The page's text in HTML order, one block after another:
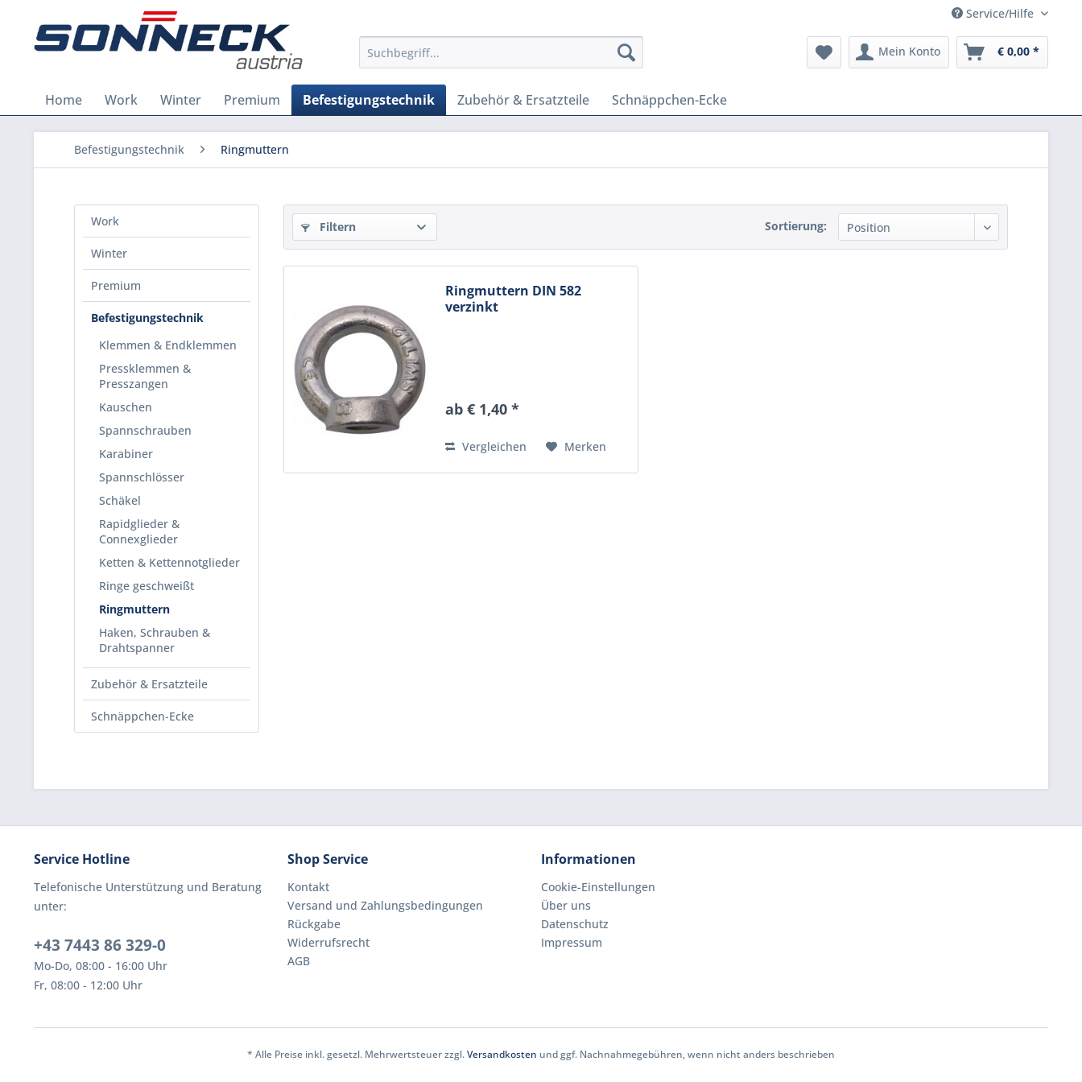
Service/Hilfe
Mein Konto € 0,00 *
Home Work Winter Premium Befestigungstechnik Zubehör & Ersatzteile Schnäppchen-Ecke
Befestigungstechnik Ringmuttern
Work
Winter
Premium
Befestigungstechnik
Klemmen & Endklemmen
Pressklemmen &
Presszangen
Kauschen
Spannschrauben
Karabiner
Spannschlösser
Schäkel
Rapidglieder &
Connexglieder
Ketten & Kettennotglieder
Ringe geschweißt
Ringmuttern
Haken, Schrauben &
Drahtspanner
Zubehör & Ersatzteile
Schnäppchen-Ecke
Filtern Sortierung:
Ringmuttern DIN 582
verzinkt
ab € 1,40 *
Vergleichen Merken
Service Hotline
Telefonische Unterstützung und Beratung
unter:
+43 7443 86 329-0
Mo-Do, 08:00 - 16:00 Uhr
Fr, 08:00 - 12:00 Uhr
Shop Service
Kontakt
Versand und Zahlungsbedingungen
Rückgabe
Widerrufsrecht
AGB
Informationen
Cookie-Einstellungen
Über uns
Datenschutz
Impressum
* Alle Preise inkl. gesetzl. Mehrwertsteuer zzgl.Versandkosten und ggf. Nachnahmegebühren, wenn nicht anders beschrieben